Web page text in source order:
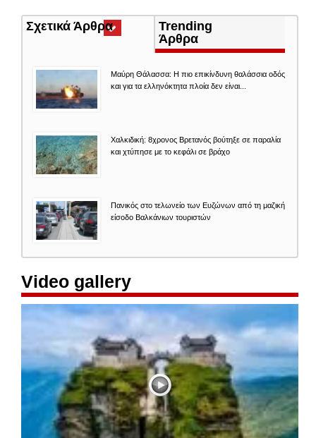
Σχετικά Άρθρα(ενεργή
καρτέλα)
Trending
Άρθρα
Μαύρη Θάλασσα: Η πιο επικίνδυνη θαλάσσια οδός
και για τα ελληνόκτητα πλοία δεν είναι...
Χαλκιδική: 8χρονος Βρετανός βούτηξε σε παραλία
και χτύπησε με το κεφάλι σε βράχο
Πανικός στο τελωνείο των Ευζώνων από τη μαζική
είσοδο Βαλκάνιων τουριστών
Video gallery